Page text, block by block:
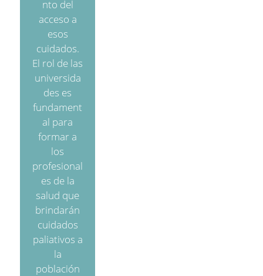
nto del
acceso a
esos
cuidados.
El rol de las
universida
des es
fundament
al para
formar a
los
profesional
es de la
salud que
brindarán
cuidados
paliativos a
la
población